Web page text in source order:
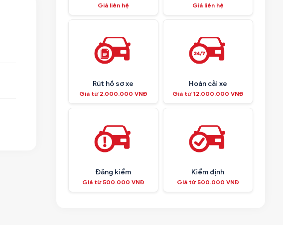
Giá liên hệ Giá liên hệ
Rút hồ sơ xe
Giá từ 2.000.000 VNĐ
Hoán cải xe
Giá từ 12.000.000 VNĐ
Đăng kiểm
Giá từ 500.000 VNĐ
Kiểm định
Giá từ 500.000 VNĐ